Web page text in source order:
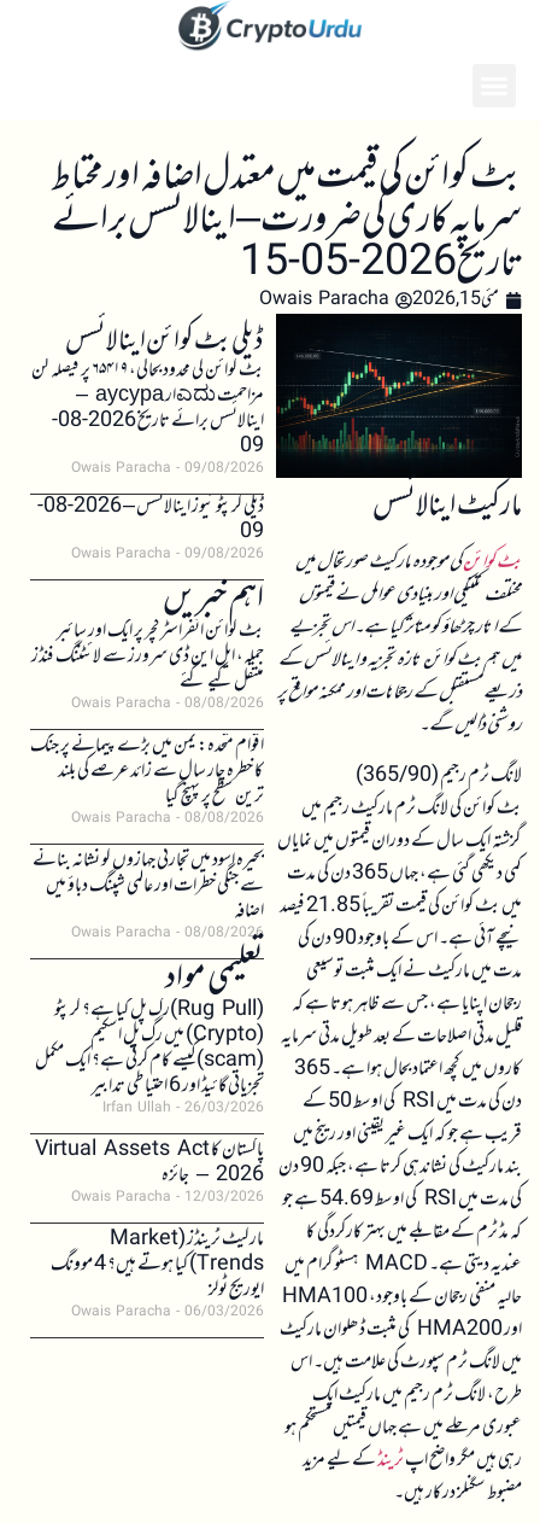
بٹ کوائن کی قیمت میں معتدل اضافہ اور محتاط
سرمایہ کاری کی ضرورت – اینالائسس برائے
تاریخ 2026-05-15
مئی 15, 2026 Owais Paracha
مارکیٹ اینالائسس
بٹ کوائنکی موجودہ مارکیٹ صورتحال میں
مختلف تکنیکی اور بنیادی عوامل نے قیمتوں
کے اتار چڑھاؤ کو متاثر کیا ہے۔ اس تجزیے
میں ہم بٹ کوائن تازہ تجزیہ و اینالائسس کے
ذریعے مستقبل کے رجحانات اور ممکنہ مواقع پر
روشنی ڈالیں گے۔
لانگ ٹرم رجیم (365/90)
بٹ کوائن کی لانگ ٹرم مارکیٹ رجیم میں
گزشتہ ایک سال کے دوران قیمتوں میں نمایاں
کمی دیکھی گئی ہے، جہاں 365 دن کی مدت
میں بٹ کوائن کی قیمت تقریباً 21.85 فیصد
نیچے آئی ہے۔ اس کے باوجود 90 دن کی
مدت میں مارکیٹ نے ایک مثبت توسیعی
رجحان اپنایا ہے، جس سے ظاہر ہوتا ہے کہ
قلیل مدتی اصلاحات کے بعد طویل مدتی سرمایہ
کاروں میں کچھ اعتماد بحال ہوا ہے۔ 365
دن کی مدت میں RSI کی اوسط 50 کے
قریب ہے جو کہ ایک غیر یقینی اور رینج میں
بند مارکیٹ کی نشاندہی کرتا ہے، جبکہ 90 دن
کی مدت میں RSI کی اوسط 54.69 ہے جو
کہ مڈ ٹرم کے مقابلے میں بہتر کارکردگی کا
عندیہ دیتی ہے۔ MACD ہسٹوگرام میں
حالیہ منفی رجحان کے باوجود، HMA100
اور HMA200 کی مثبت ڈھلوان مارکیٹ
میں لانگ ٹرم سپورٹ کی علامت ہیں۔ اس
طرح، لانگ ٹرم رجیم میں مارکیٹ ایک
عبوری مرحلے میں ہے جہاں قیمتیں مستحکم ہو
رہی ہیں مگر واضح اپٹرینڈکے لیے مزید
مضبوط سگنلز درکار ہیں۔
ڈیلی بٹ کوائن اینالائسس
بٹ کوائن کی محدود بحالی، ۶۵۴۱۹ پر فیصلہ کن
مزاحمت ಎದುار аусура –
اینالائسس برائے تاریخ 2026-08-
09
Owais Paracha 09/08/2026
ڈیلی کرپٹو نیوز اینالائسس – 2026-08-
09
Owais Paracha 09/08/2026
اہم خبریں
بٹ کوائن انفراسٹرکچر پر ایک اور سائبر
حملہ، ایل این ڈی سرورز سے لائٹننگ فنڈز
منتقل کیے گئے
Owais Paracha 08/08/2026
اقوام متحدہ: یمن میں بڑے پیمانے پر جنگ
کا خطرہ چار سال سے زائد عرصے کی بلند
ترین سطح پر پہنچ گیا
Owais Paracha 08/08/2026
بحیرہ اسود میں تجارتی جہازوں کو نشانہ بنانے
سے جنگی خطرات اور عالمی شپنگ دباؤ میں
اضافہ
Owais Paracha 08/08/2026
تعلیمی مواد(Rug Pull)رگ پل کیا ہے؟ کرپٹو
(Crypto) میں رگ پل اسکیم
(scam)کیسے کام کرتی ہے؟ ایک مکمل
تجزیاتی گائیڈ اور 6 احتیاطی تدابیر
Irfan Ullah 26/03/2026
پاکستان کا Virtual Assets Act
2026 – جائزہ
Owais Paracha 12/03/2026
مارکیٹ ٹرینڈز (Market
Trends) کیا ہوتے ہیں؟ 4 موونگ
ایوریج ٹولز
Owais Paracha 06/03/2026